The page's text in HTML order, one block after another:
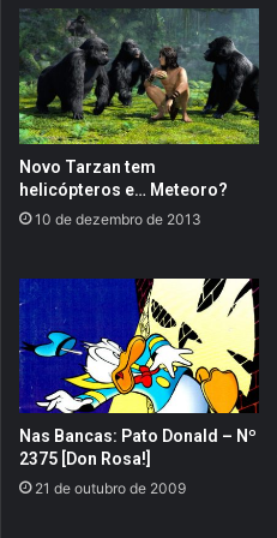
e
f
i
l
m
M
a
r
e
l
!
r
t
o
u
r
e
o
o
v
o
l
a
y
o
u
t
Novo Tarzan tem
helicópteros e… Meteoro?
10 de dezembro de 2013
Nas Bancas: Pato Donald – Nº
2375 [Don Rosa!]
21 de outubro de 2009